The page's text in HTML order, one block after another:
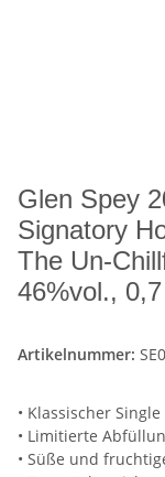
Glen Spey
Signatory
The Un-
46%vol.,
Artikelnummer:
• Klassischer
• Limitierte
• Süße und